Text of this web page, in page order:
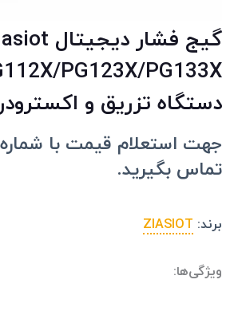
دستگاه تزریق و اکسترودر
تماس بگیرید.
برند: ZIASIOT
ویژگی‌ها: